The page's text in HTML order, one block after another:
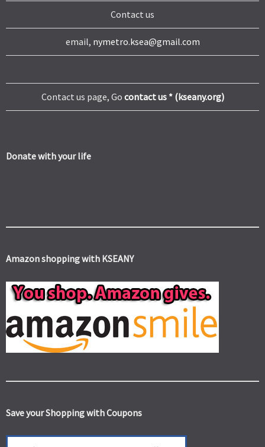
Contact us
email, nymetro.ksea@gmail.com
Contact us page, Go contact us * (kseany.org)
Donate with your life
Amazon shopping with KSEANY
Save your Shopping with Coupons